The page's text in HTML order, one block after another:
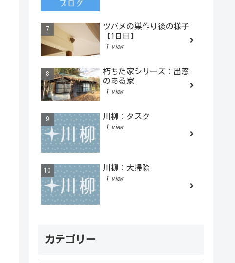
ツバメの巣作り後の様子
【1日目】
1 view
朽ちた家シリーズ：出窓
のある家
1 view
川柳：タスク
1 view
川柳：大掃除
1 view
カテゴリー